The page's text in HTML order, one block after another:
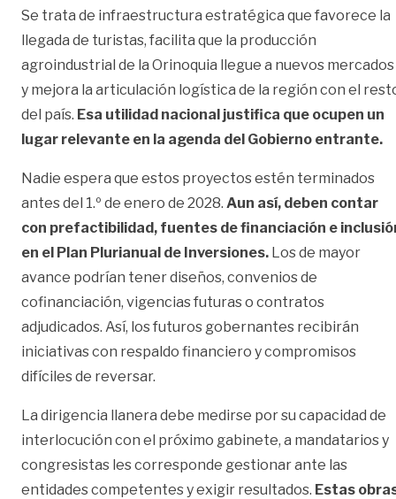
Se trata de infraestructura estratégica que favorece la
llegada de turistas, facilita que la producción
agroindustrial de la Orinoquia llegue a nuevos mercados
y mejora la articulación logística de la región con el
del país. Esa utilidad nacional justifica que ocupen un
lugar relevante en la agenda del Gobierno entrante.
Nadie espera que estos proyectos estén terminados
antes del 1.º de enero de 2028. Aun así, deben contar
con prefactibilidad, fuentes de financiación e
en el Plan Plurianual de Inversiones. Los de mayor
avance podrían tener diseños, convenios de
cofinanciación, vigencias futuras o contratos
adjudicados. Así, los futuros gobernantes recibirán
iniciativas con respaldo financiero y compromisos
difíciles de reversar.
La dirigencia llanera debe medirse por su capacidad de
interlocución con el próximo gabinete, a mandatarios y
congresistas les corresponde gestionar ante las
entidades competentes y exigir resultados. Estas